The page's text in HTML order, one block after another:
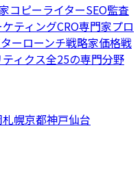
コピーライターSEO監査
ティングCRO専門家プロ
ーローンチ戦略家価格戦
ィクス全25の専門分野
札幌京都神戸仙台